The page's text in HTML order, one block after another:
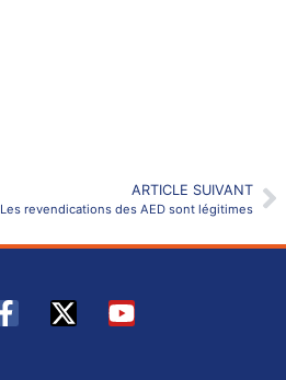
ARTICLE SUIVANT
Les revendications des AED sont légitimes